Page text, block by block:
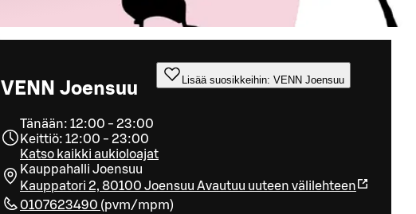
VENN Joensuu Lisää suosikkeihin: VENN Joensuu
Tänään: 12:00 - 23:00
Keittiö: 12:00 - 23:00
Katso kaikki aukioloajat
Kauppahalli Joensuu
Kauppatori 2, 80100 Joensuu Avautuu uuteen välilehteen
0107623490 (pvm/mpm)